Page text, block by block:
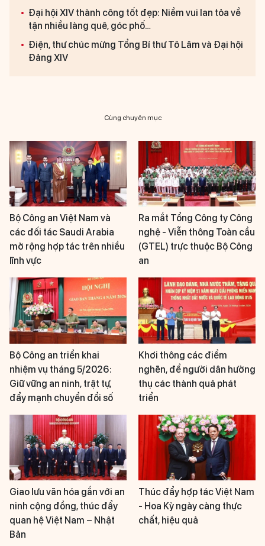
Đại hội XIV thành công tốt đẹp: Niềm vui lan tỏa về
tận nhiều làng quê, góc phố…
Điện, thư chúc mừng Tổng Bí thư Tô Lâm và Đại hội
Đảng XIV
Cùng chuyên mục
Bộ Công an Việt Nam và
các đối tác Saudi Arabia
mở rộng hợp tác trên nhiều
lĩnh vực
Ra mắt Tổng Công ty Công
nghệ - Viễn thông Toàn cầu
(GTEL) trực thuộc Bộ Công
an
Bộ Công an triển khai
nhiệm vụ tháng 5/2026:
Giữ vững an ninh, trật tự,
đẩy mạnh chuyển đổi số
Khơi thông các điểm
nghẽn, để người dân hưởng
thụ các thành quả phát
triển
Giao lưu văn hóa gắn với an
ninh cộng đồng, thúc đẩy
quan hệ Việt Nam – Nhật
Bản
Thúc đẩy hợp tác Việt Nam
- Hoa Kỳ ngày càng thực
chất, hiệu quả